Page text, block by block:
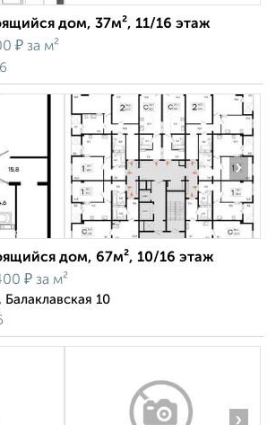
дом, 37м², 11/16 этаж
₽ за м²
›
дом, 67м², 10/16 этаж
₽ за м²
10
›